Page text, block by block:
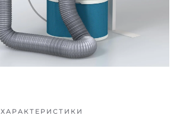
ХАРАКТЕРИСТИКИ